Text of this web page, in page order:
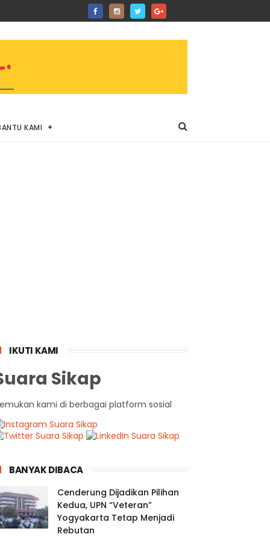
KAMI
IKUTI KAMI
Sikap
kami di berbagai platform sosial
BANYAK DIBACA
Cenderung Dijadikan Pilihan
Kedua, UPN “Veteran”
Yogyakarta Tetap Menjadi
Rebutan